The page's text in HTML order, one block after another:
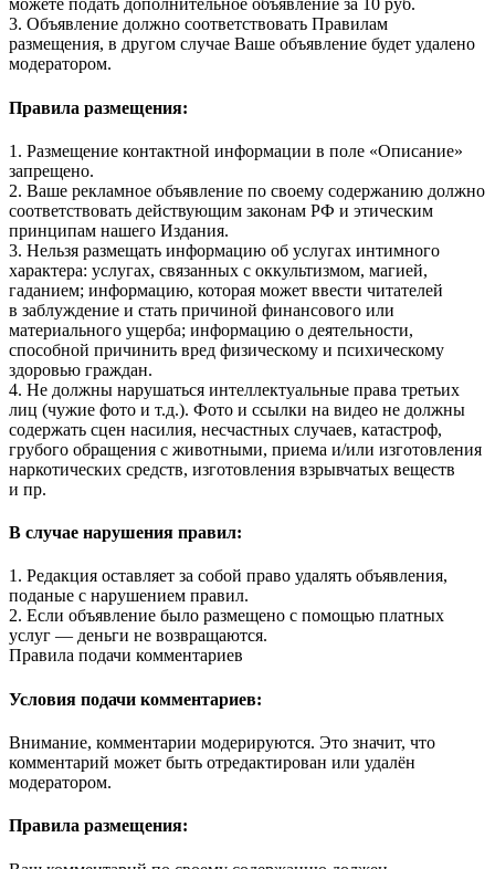
можете подать дополнительное объявление за 10 руб.
3. Объявление должно соответствовать Правилам
размещения, в другом случае Ваше объявление будет удалено
модератором.
Правила размещения:
1. Размещение контактной информации в поле «Описание»
запрещено.
2. Ваше рекламное объявление по своему содержанию должно
соответствовать действующим законам РФ и этическим
принципам нашего Издания.
3. Нельзя размещать информацию об услугах интимного
характера: услугах, связанных с оккультизмом, магией,
гаданием; информацию, которая может ввести читателей
в заблуждение и стать причиной финансового или
материального ущерба; информацию о деятельности,
способной причинить вред физическому и психическому
здоровью граждан.
4. Не должны нарушаться интеллектуальные права третьих
лиц (чужие фото и т.д.). Фото и ссылки на видео не должны
содержать сцен насилия, несчастных случаев, катастроф,
грубого обращения с животными, приема и/или изготовления
наркотических средств, изготовления взрывчатых веществ
и пр.
В случае нарушения правил:
1. Редакция оставляет за собой право удалять объявления,
поданые с нарушением правил.
2. Если объявление было размещено с помощью платных
услуг — деньги не возвращаются.
Правила подачи комментариев
Условия подачи комментариев:
Внимание, комментарии модерируются. Это значит, что
комментарий может быть отредактирован или удалён
модератором.
Правила размещения: